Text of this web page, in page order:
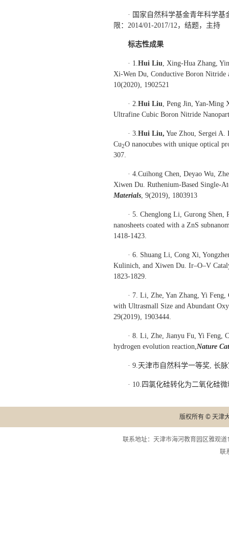
· 国家自然科学基金青年科学
限：2014/01-2017/12，结题，主持
标志性成果
· 1.Hui Liu, Xing-Hua Zhang,
Xi-Wen Du, Conductive Boron Nitride
10(2020), 1902521
· 2.Hui Liu, Peng Jin, Yan-Ming
Ultrafine Cubic Boron Nitride
· 3.Hui Liu, Yue Zhou, Sergei
Cu2O nanocubes with unique optical
307.
· 4.Cuihong Chen, Deyao Wu,
Xiwen Du. Ruthenium-Based Single-
Materials, 9(2019), 1803913
· 5. Chenglong Li, Gurong Shen,
nanosheets coated with a ZnS
1418-1423.
· 6. Shuang Li, Cong Xi,
Kulinich, and Xiwen Du. Ir–O–V
1823-1829.
· 7. Li, Zhe, Yan Zhang, Yi
with Ultrasmall Size and Abundant
29(2019), 1903444.
· 8. Li, Zhe, Jianyu Fu, Yi Feng,
hydrogen evolution reaction,Nature
· 9.天津市自然科学一等奖, 长
· 10.四氯化硅转化为二氧化硅
版权所有 © 天津
联系地址：天津市海河教育园区雅观
联